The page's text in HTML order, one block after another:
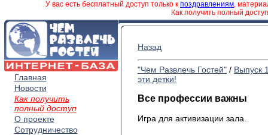
У вас есть бесплатный доступ только к поздравлениям,
Как получить полный
Главная
Новости
Как получить
полный доступ
О проекте
Сотрудничество
Назад
"Чем Развлечь Гостей" / Выпуск
эти детки!
Все профессии важны
Игра для активизации зала.